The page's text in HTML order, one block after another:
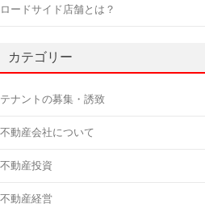
ロードサイド店舗とは？
カテゴリー
テナントの募集・誘致
不動産会社について
不動産投資
不動産経営